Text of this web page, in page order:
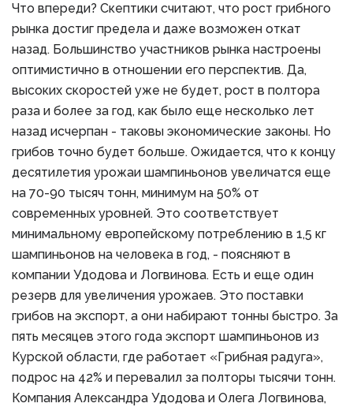
Что впереди? Скептики считают, что рост грибного
рынка достиг предела и даже возможен откат
назад. Большинство участников рынка настроены
оптимистично в отношении его перспектив. Да,
высоких скоростей уже не будет, рост в полтора
раза и более за год, как было еще несколько лет
назад исчерпан - таковы экономические законы. Но
грибов точно будет больше. Ожидается, что к концу
десятилетия урожаи шампиньонов увеличатся еще
на 70-90 тысяч тонн, минимум на 50% от
современных уровней. Это соответствует
минимальному европейскому потреблению в 1,5 кг
шампиньонов на человека в год, - поясняют в
компании Удодова и Логвинова. Есть и еще один
резерв для увеличения урожаев. Это поставки
грибов на экспорт, а они набирают тонны быстро. За
пять месяцев этого года экспорт шампиньонов из
Курской области, где работает «Грибная радуга»,
подрос на 42% и перевалил за полторы тысячи тонн.
Компания Александра Удодова и Олега Логвинова,